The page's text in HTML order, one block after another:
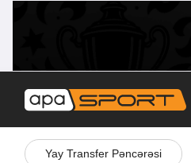
Yay Transfer Pəncərəsi